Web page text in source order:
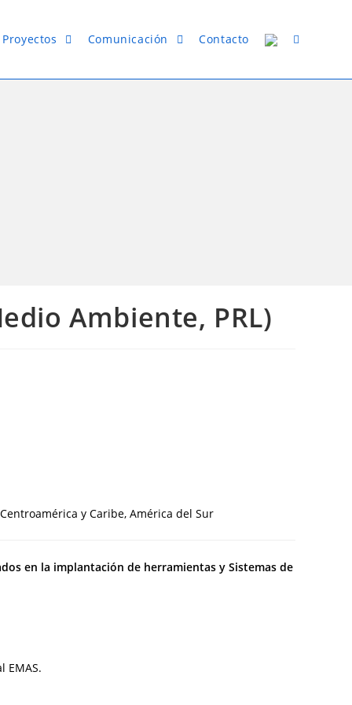
Proyectos Comunicación Contacto
Ambiente, PRL)
y Caribe, América del Sur
en la implantación de herramientas y Sistemas de
EMAS.